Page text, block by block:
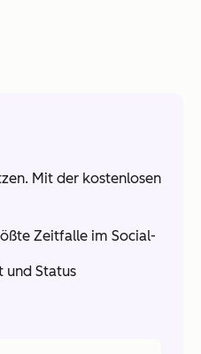
Mit der kostenlosen
Zeitfalle im Social-
und Status